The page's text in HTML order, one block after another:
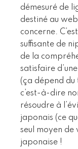
démesuré de
destiné au
concerne.
suffisante de
de la
satisfaire
(ça dépend du
c’est-à-dire
résoudre à
japonais (ce
seul moyen
japonaise !